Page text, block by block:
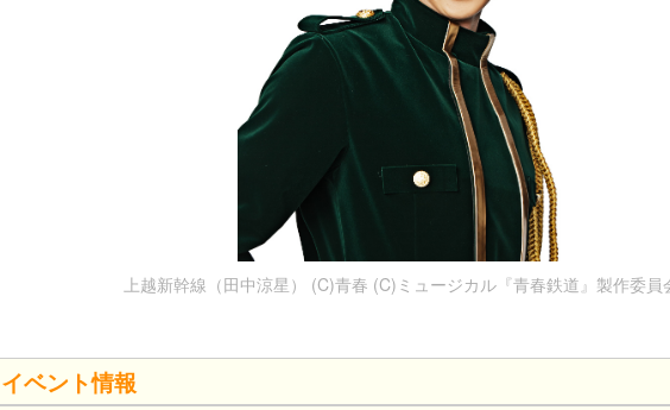
上越新幹線（田中涼星） (C)青春 (C)ミュージカル『青春鉄道』製作委員
イベント情報